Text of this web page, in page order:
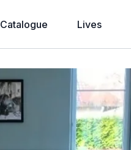
Catalogue Lives